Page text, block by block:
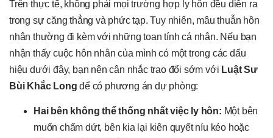
Trên thực tế, không phải mọi trường hợp ly hôn đều diễn ra
trong sự căng thẳng và phức tạp. Tuy nhiên, mâu thuẫn hôn
nhân thường đi kèm với những toan tính cá nhân. Nếu bạn
nhận thấy cuộc hôn nhân của mình có một trong các dấu
hiệu dưới đây, bạn nên cân nhắc trao đổi sớm với Luật Sư
Bùi Khắc Long để có phương án dự phòng:
Hai bên không thể thống nhất việc ly hôn: Một bên
muốn chấm dứt, bên kia lại kiên quyết níu kéo hoặc